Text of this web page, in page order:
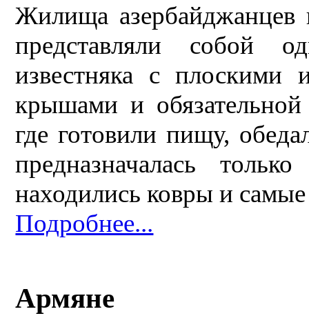
Жилища
представляли собой
известняка с плоскими
крышами и
где готовили пищу,
предназначалась
находились ковры и
Подробнее...
Армяне